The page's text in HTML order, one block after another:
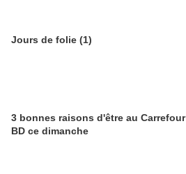
Jours de folie (1)
3 bonnes raisons d'être au Carrefour
BD ce dimanche